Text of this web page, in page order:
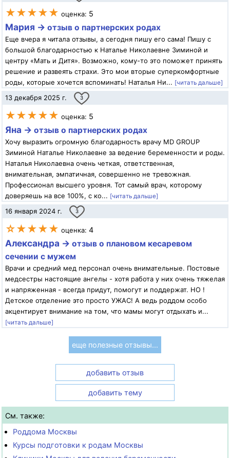
★★★★★ оценка: 5
Мария → отзыв о партнерских родах
Еще вчера я читала отзывы, а сегодня пишу его сама! Пишу с
большой благодарностью к Наталье Николаевне Зиминой и
центру «Мать и Дитя». Возможно, кому-то это поможет принять
решение и развеять страхи. Это мои вторые суперкомфортные
роды, которые хочется вспоминать! Наталья Ни... [читать дальше]
13 декабря 2025 г. 3
★★★★★ оценка: 5
Яна → отзыв о партнерских родах
Хочу выразить огромную благодарность врачу MD GROUP
Зиминой Наталье Николаевне за ведение беременности и роды.
Наталья Николаевна очень четкая, ответственная,
внимательная, эмпатичная, совершенно не тревожная.
Профессионал высшего уровня. Тот самый врач, которому
доверяешь на все 100%, с ко... [читать дальше]
16 января 2024 г. 3
☆★★★★ оценка: 4
Александра → отзыв о плановом кесаревом
сечении с мужем
Врачи и средний мед персонал очень внимательные. Постовые
медсестры настоящие ангелы - хотя работа у них очень тяжелая
и напряженная - всегда придут, помогут и поддержат. НО !
Детское отделение это просто УЖАС! А ведь роддом особо
акцентирует внимание на том, что мамы могут отдыхать и...
[читать дальше]
еще полезные отзывы...
добавить отзыв
добавить тему
См. также:
Роддома Москвы
Курсы подготовки к родам Москвы